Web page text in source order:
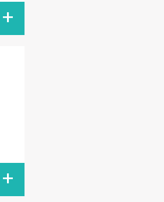
+
+